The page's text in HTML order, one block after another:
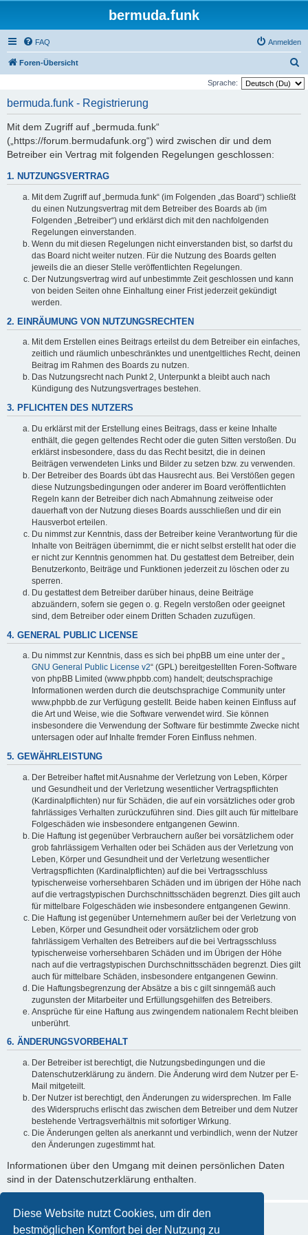
Diese Website nutzt Cookies, um dir den
bestmöglichen Komfort bei der Nutzung zu
bermuda.funk
FAQ Anmelden
Foren-Übersicht
u
Sprache:
bermuda.funk - Registrierung
Mit dem Zugriff auf „bermuda.funk“
(„https://forum.bermudafunk.org“) wird zwischen dir und dem
Betreiber ein Vertrag mit folgenden Regelungen geschlossen:
1. NUTZUNGSVERTRAG
Mit dem Zugriff auf „bermuda.funk“ (im Folgenden „das Board“) schließt
du einen Nutzungsvertrag mit dem Betreiber des Boards ab (im
Folgenden „Betreiber“) und erklärst dich mit den nachfolgenden
Regelungen einverstanden.
Wenn du mit diesen Regelungen nicht einverstanden bist, so darfst du
das Board nicht weiter nutzen. Für die Nutzung des Boards gelten
jeweils die an dieser Stelle veröffentlichten Regelungen.
Der Nutzungsvertrag wird auf unbestimmte Zeit geschlossen und kann
von beiden Seiten ohne Einhaltung einer Frist jederzeit gekündigt
werden.
2. EINRÄUMUNG VON NUTZUNGSRECHTEN
Mit dem Erstellen eines Beitrags erteilst du dem Betreiber ein einfaches,
zeitlich und räumlich unbeschränktes und unentgeltliches Recht, deinen
Beitrag im Rahmen des Boards zu nutzen.
Das Nutzungsrecht nach Punkt 2, Unterpunkt a bleibt auch nach
Kündigung des Nutzungsvertrages bestehen.
3. PFLICHTEN DES NUTZERS
Du erklärst mit der Erstellung eines Beitrags, dass er keine Inhalte
enthält, die gegen geltendes Recht oder die guten Sitten verstoßen. Du
erklärst insbesondere, dass du das Recht besitzt, die in deinen
Beiträgen verwendeten Links und Bilder zu setzen bzw. zu verwenden.
Der Betreiber des Boards übt das Hausrecht aus. Bei Verstößen gegen
diese Nutzungsbedingungen oder anderer im Board veröffentlichten
Regeln kann der Betreiber dich nach Abmahnung zeitweise oder
dauerhaft von der Nutzung dieses Boards ausschließen und dir ein
Hausverbot erteilen.
Du nimmst zur Kenntnis, dass der Betreiber keine Verantwortung für die
Inhalte von Beiträgen übernimmt, die er nicht selbst erstellt hat oder die
er nicht zur Kenntnis genommen hat. Du gestattest dem Betreiber, dein
Benutzerkonto, Beiträge und Funktionen jederzeit zu löschen oder zu
sperren.
Du gestattest dem Betreiber darüber hinaus, deine Beiträge
abzuändern, sofern sie gegen o. g. Regeln verstoßen oder geeignet
sind, dem Betreiber oder einem Dritten Schaden zuzufügen.
4. GENERAL PUBLIC LICENSE
Du nimmst zur Kenntnis, dass es sich bei phpBB um eine unter der „
GNU General Public License v2“ (GPL) bereitgestellten Foren-Software
von phpBB Limited (www.phpbb.com) handelt; deutschsprachige
Informationen werden durch die deutschsprachige Community unter
www.phpbb.de zur Verfügung gestellt. Beide haben keinen Einfluss auf
die Art und Weise, wie die Software verwendet wird. Sie können
insbesondere die Verwendung der Software für bestimmte Zwecke nicht
untersagen oder auf Inhalte fremder Foren Einfluss nehmen.
5. GEWÄHRLEISTUNG
Der Betreiber haftet mit Ausnahme der Verletzung von Leben, Körper
und Gesundheit und der Verletzung wesentlicher Vertragspflichten
(Kardinalpflichten) nur für Schäden, die auf ein vorsätzliches oder grob
fahrlässiges Verhalten zurückzuführen sind. Dies gilt auch für mittelbare
Folgeschäden wie insbesondere entgangenen Gewinn.
Die Haftung ist gegenüber Verbrauchern außer bei vorsätzlichem oder
grob fahrlässigem Verhalten oder bei Schäden aus der Verletzung von
Leben, Körper und Gesundheit und der Verletzung wesentlicher
Vertragspflichten (Kardinalpflichten) auf die bei Vertragsschluss
typischerweise vorhersehbaren Schäden und im übrigen der Höhe nach
auf die vertragstypischen Durchschnittsschäden begrenzt. Dies gilt auch
für mittelbare Folgeschäden wie insbesondere entgangenen Gewinn.
Die Haftung ist gegenüber Unternehmern außer bei der Verletzung von
Leben, Körper und Gesundheit oder vorsätzlichem oder grob
fahrlässigem Verhalten des Betreibers auf die bei Vertragsschluss
typischerweise vorhersehbaren Schäden und im Übrigen der Höhe
nach auf die vertragstypischen Durchschnittsschäden begrenzt. Dies gilt
auch für mittelbare Schäden, insbesondere entgangenen Gewinn.
Die Haftungsbegrenzung der Absätze a bis c gilt sinngemäß auch
zugunsten der Mitarbeiter und Erfüllungsgehilfen des Betreibers.
Ansprüche für eine Haftung aus zwingendem nationalem Recht bleiben
unberührt.
6. ÄNDERUNGSVORBEHALT
Der Betreiber ist berechtigt, die Nutzungsbedingungen und die
Datenschutzerklärung zu ändern. Die Änderung wird dem Nutzer per E-
Mail mitgeteilt.
Der Nutzer ist berechtigt, den Änderungen zu widersprechen. Im Falle
des Widerspruchs erlischt das zwischen dem Betreiber und dem Nutzer
bestehende Vertragsverhältnis mit sofortiger Wirkung.
Die Änderungen gelten als anerkannt und verbindlich, wenn der Nutzer
den Änderungen zugestimmt hat.
Informationen über den Umgang mit deinen persönlichen Daten
sind in der Datenschutzerklärung enthalten.